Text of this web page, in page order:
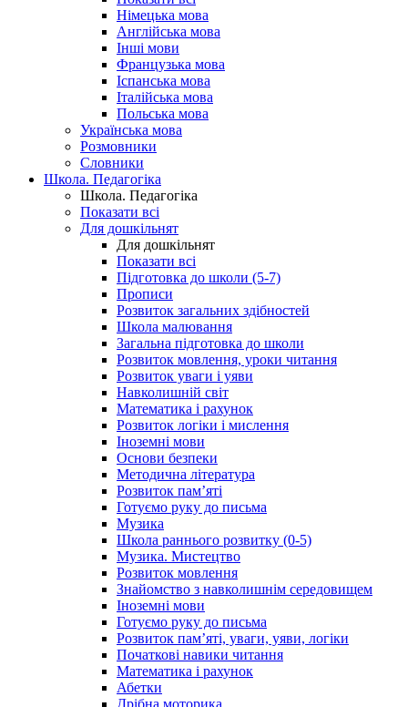
Німецька мова
Англійська мова
Інші мови
Французька мова
Іспанська мова
Італійська мова
Польська мова
Українська мова
Розмовники
Словники
Школа. Педагогіка
Школа. Педагогіка
Показати всі
Для дошкільнят
Для дошкільнят
Показати всі
Підготовка до школи (5-7)
Прописи
Розвиток загальних здібностей
Школа малювання
Загальна підготовка до школи
Розвиток мовлення, уроки читання
Розвиток уваги і уяви
Навколишній світ
Математика і рахунок
Розвиток логіки і мислення
Іноземні мови
Основи безпеки
Методична література
Розвиток пам’яті
Готуємо руку до письма
Музика
Школа раннього розвитку (0-5)
Музика. Мистецтво
Розвиток мовлення
Знайомство з навколишнім середовищем
Іноземні мови
Готуємо руку до письма
Розвиток пам’яті, уваги, уяви, логіки
Початкові навики читання
Математика і рахунок
Абетки
Дрібна моторика